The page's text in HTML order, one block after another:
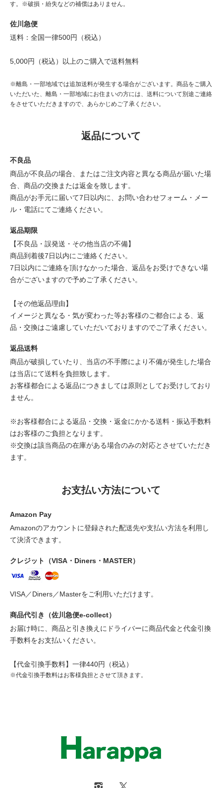
す。※破損・紛失などの補償はありません。
佐川急便
送料：全国一律500円（税込）
5,000円（税込）以上のご購入で送料無料
※離島・一部地域では追加送料が発生する場合がございます。商品をご購入
いただいた、離島・一部地域にお住まいの方には、送料について別途ご連絡
をさせていただきますので、あらかじめご了承ください。
返品について
不良品
商品が不良品の場合、またはご注文内容と異なる商品が届いた場
合、商品の交換または返金を致します。
商品がお手元に届いて7日以内に、お問い合わせフォーム・メー
ル・電話にてご連絡ください。
返品期限
【不良品・誤発送・その他当店の不備】
商品到着後7日以内にご連絡ください。
7日以内にご連絡を頂けなかった場合、返品をお受けできない場
合がございますので予めご了承ください。
【その他返品理由】
イメージと異なる・気が変わった等お客様のご都合による、返
品・交換はご遠慮していただいておりますのでご了承ください。
返品送料
商品が破損していたり、当店の不手際により不備が発生した場合
は当店にて送料を負担致します。
お客様都合による返品につきましては原則としてお受けしており
ません。
※お客様都合による返品・交換・返金にかかる送料・振込手数料
はお客様のご負担となります。
※交換は該当商品の在庫がある場合のみの対応とさせていただき
ます。
お支払い方法について
Amazon Pay
Amazonのアカウントに登録された配送先や支払い方法を利用し
て決済できます。
クレジット（VISA・Diners・MASTER）
VISA／Diners／Masterをご利用いただけます。
商品代引き（佐川急便e-collect）
お届け時に、商品と引き換えにドライバーに商品代金と代金引換
手数料をお支払いください。
【代金引換手数料】一律440円（税込）
※代金引換手数料はお客様負担とさせて頂きます。